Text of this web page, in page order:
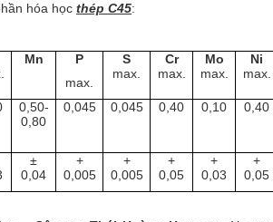
hóa học thép C45:
Mn
P
max.
S
max.
Cr
max.
Mo
max.
Ni
max.
0,50-
0,80
0,045 0,045 0,40 0,10 0,40
±
0,04
+
0,005
+
0,005
+
0,05
+
0,03
+
0,05